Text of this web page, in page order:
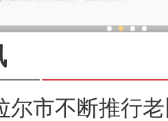
尔市不断推行